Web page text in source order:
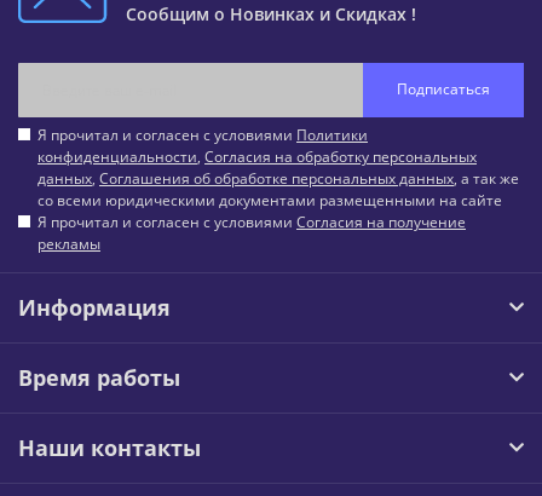
Сообщим о Новинках и Скидках !
Подписаться
Я прочитал и согласен с условиями Политики
конфиденциальности, Согласия на обработку персональных
данных, Соглашения об обработке персональных данных, а так же
со всеми юридическими документами размещенными на сайте
Я прочитал и согласен с условиями Согласия на получение
рекламы
Информация
Время работы
Наши контакты